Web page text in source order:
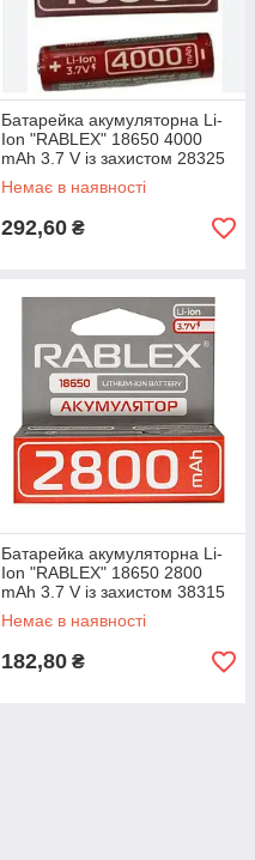
Батарейка акумуляторна Li-
Ion "RABLEX" 18650 4000
mAh 3.7 V із захистом 28325
Немає в наявності
292,60 ₴
Батарейка акумуляторна Li-
Ion "RABLEX" 18650 2800
mAh 3.7 V із захистом 38315
Немає в наявності
182,80 ₴